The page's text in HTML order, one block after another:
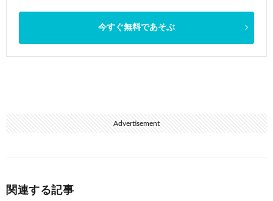
今すぐ無料であそぶ
Advertisement
関連する記事